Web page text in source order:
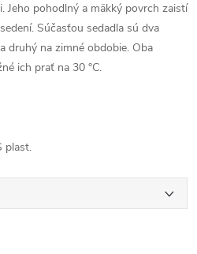
Jeho pohodlný a mäkký povrch zaistí
Súčasťou sedadla sú dva
druhý na zimné obdobie. Oba
ich prať na 30 °C.
plast.